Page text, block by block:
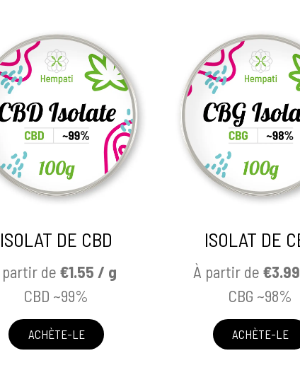
ISOLAT DE CBD
partir de€1.55 / g
CBD ~99%
ACHÈTE-LE
ISOLAT DE
À partir de
CBG ~98%
ACHÈTE-LE